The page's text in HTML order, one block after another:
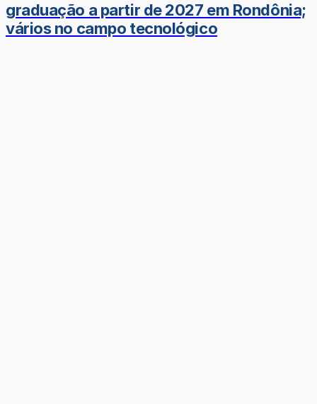
graduação a partir de 2027 em Rondônia;
vários no campo tecnológico